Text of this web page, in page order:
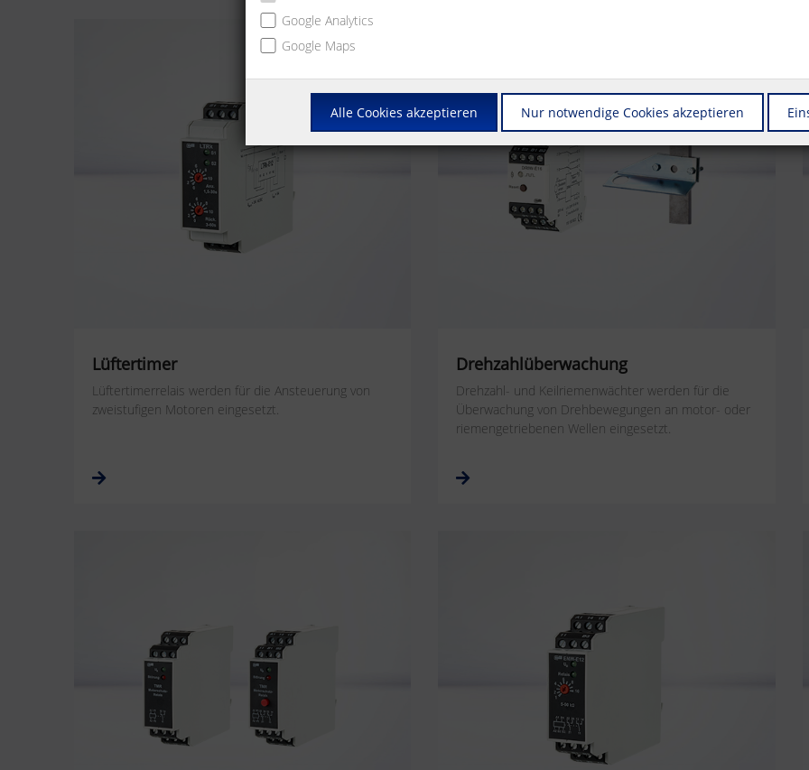
Lüftertimer
Lüftertimerrelais werden für die Ansteuerung von
zweistufigen Motoren eingesetzt.
Drehzahlüberwachung
Drehzahl- und Keilriemenwächter werden für die
Überwachung von Drehbewegungen an motor- oder
riemengetriebenen Wellen eingesetzt.
Google Analytics
Google Maps
Alle Cookies akzeptieren Nur notwendige Cookies akzeptieren